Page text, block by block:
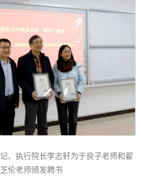
、执行院长李志轩为于良子老师和翟
芝伦老师颁发聘书